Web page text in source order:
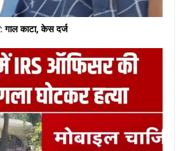
गाल काटा, केस दर्ज